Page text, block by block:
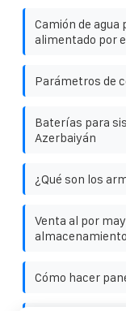
Camión de agua
alimentado por
Parámetros de
Baterías para
Azerbaiyán
¿Qué son los
Venta al por
Cómo hacer